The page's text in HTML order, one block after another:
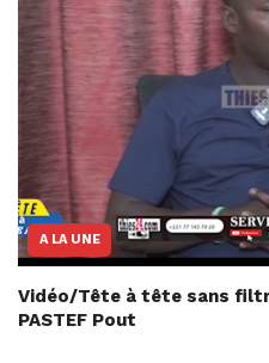
A LA UNE
Vidéo/Tête à tête sans
PASTEF Pout